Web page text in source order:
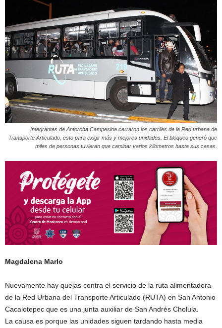
Integrantes de Antorcha Campesina cerraron los carriles de la Red urbana de
Transporte Articulado, esto para exigir más y mejores unidades. El bloqueo generó que
miles de personas tuvieran que caminar varios kilómetros hasta sus casas.
Magdalena Marlo
Nuevamente hay quejas contra el servicio de la ruta alimentadora
de la Red Urbana del Transporte Articulado (RUTA) en San Antonio
Cacalotepec que es una junta auxiliar de San Andrés Cholula.
La causa es porque las unidades siguen tardando hasta media